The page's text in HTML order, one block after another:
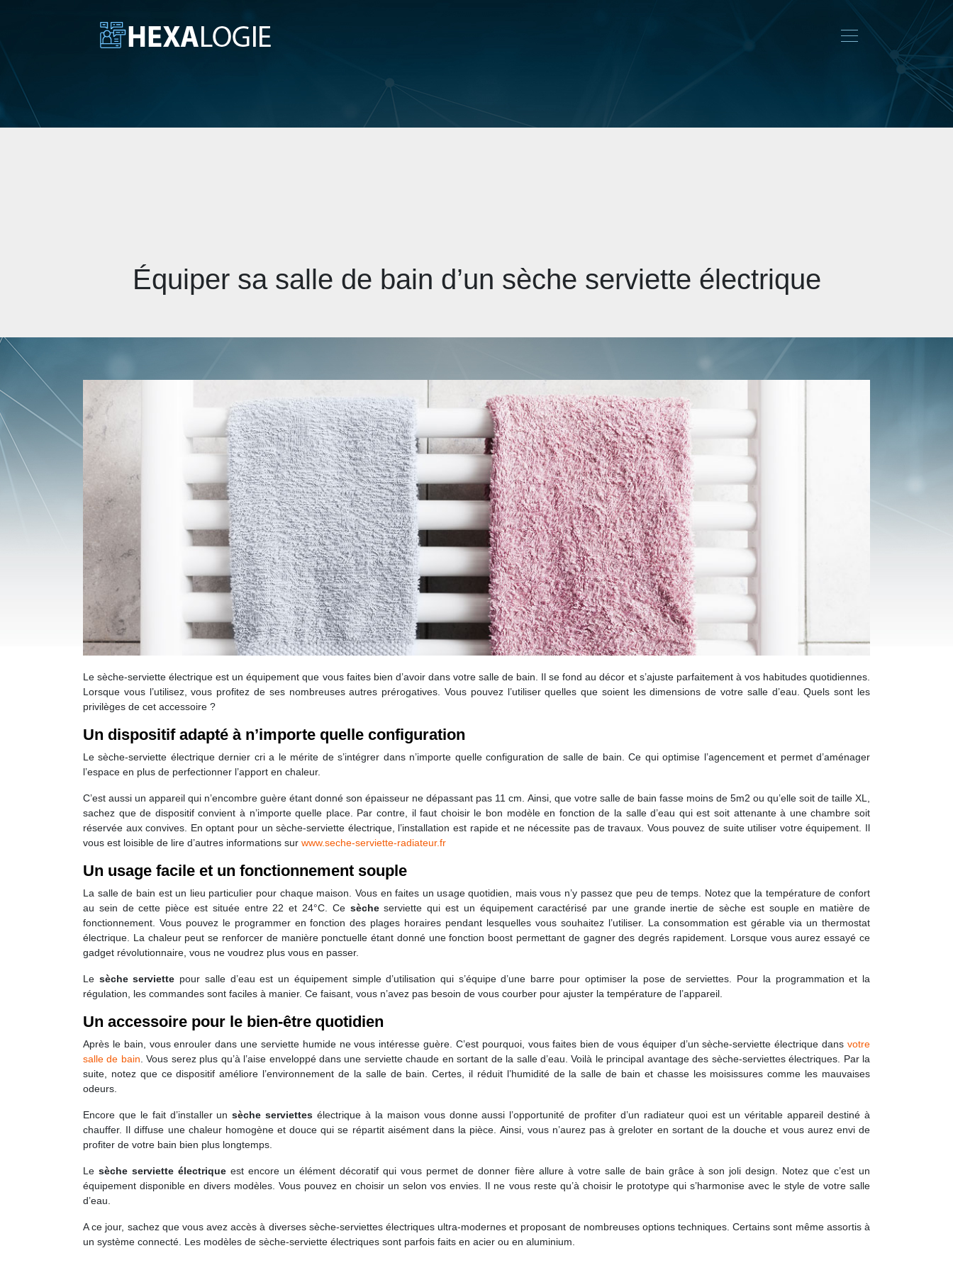
Équiper sa salle de bain d’un sèche serviette électrique
Le sèche-serviette électrique est un équipement que vous faites bien d’avoir dans votre salle de bain. Il se fond au décor et s’ajuste parfaitement à vos habitudes quotidiennes.
Lorsque vous l’utilisez, vous profitez de ses nombreuses autres prérogatives. Vous pouvez l’utiliser quelles que soient les dimensions de votre salle d’eau. Quels sont les
privilèges de cet accessoire ?
Un dispositif adapté à n’importe quelle configuration
Le sèche-serviette électrique dernier cri a le mérite de s’intégrer dans n’importe quelle configuration de salle de bain. Ce qui optimise l’agencement et permet d’aménager
l’espace en plus de perfectionner l’apport en chaleur.
C’est aussi un appareil qui n’encombre guère étant donné son épaisseur ne dépassant pas 11 cm. Ainsi, que votre salle de bain fasse moins de 5m2 ou qu’elle soit de taille XL,
sachez que de dispositif convient à n’importe quelle place. Par contre, il faut choisir le bon modèle en fonction de la salle d’eau qui est soit attenante à une chambre soit
réservée aux convives. En optant pour un sèche-serviette électrique, l’installation est rapide et ne nécessite pas de travaux. Vous pouvez de suite utiliser votre équipement. Il
vous est loisible de lire d’autres informations sur www.seche-serviette-radiateur.fr
Un usage facile et un fonctionnement souple
La salle de bain est un lieu particulier pour chaque maison. Vous en faites un usage quotidien, mais vous n’y passez que peu de temps. Notez que la température de confort
au sein de cette pièce est située entre 22 et 24°C. Ce sècheserviette qui est un équipement caractérisé par une grande inertie de sèche est souple en matière de
fonctionnement. Vous pouvez le programmer en fonction des plages horaires pendant lesquelles vous souhaitez l’utiliser. La consommation est gérable via un thermostat
électrique. La chaleur peut se renforcer de manière ponctuelle étant donné une fonction boost permettant de gagner des degrés rapidement. Lorsque vous aurez essayé ce
gadget révolutionnaire, vous ne voudrez plus vous en passer.
Le sèche serviette pour salle d’eau est un équipement simple d’utilisation qui s’équipe d’une barre pour optimiser la pose de serviettes. Pour la programmation et la
régulation, les commandes sont faciles à manier. Ce faisant, vous n’avez pas besoin de vous courber pour ajuster la température de l’appareil.
Un accessoire pour le bien-être quotidien
Après le bain, vous enrouler dans une serviette humide ne vous intéresse guère. C’est pourquoi, vous faites bien de vous équiper d’un sèche-serviette électrique dans votre
salle de bain. Vous serez plus qu’à l’aise enveloppé dans une serviette chaude en sortant de la salle d’eau. Voilà le principal avantage des sèche-serviettes électriques. Par la
suite, notez que ce dispositif améliore l’environnement de la salle de bain. Certes, il réduit l’humidité de la salle de bain et chasse les moisissures comme les mauvaises
odeurs.
Encore que le fait d’installer unsèche serviettes électrique à la maison vous donne aussi l’opportunité de profiter d’un radiateur quoi est un véritable appareil destiné à
chauffer. Il diffuse une chaleur homogène et douce qui se répartit aisément dans la pièce. Ainsi, vous n’aurez pas à greloter en sortant de la douche et vous aurez envi de
profiter de votre bain bien plus longtemps.
Lesèche serviette électrique est encore un élément décoratif qui vous permet de donner fière allure à votre salle de bain grâce à son joli design. Notez que c’est un
équipement disponible en divers modèles. Vous pouvez en choisir un selon vos envies. Il ne vous reste qu’à choisir le prototype qui s’harmonise avec le style de votre salle
d’eau.
A ce jour, sachez que vous avez accès à diverses sèche-serviettes électriques ultra-modernes et proposant de nombreuses options techniques. Certains sont même assortis à
un système connecté. Les modèles de sèche-serviette électriques sont parfois faits en acier ou en aluminium.